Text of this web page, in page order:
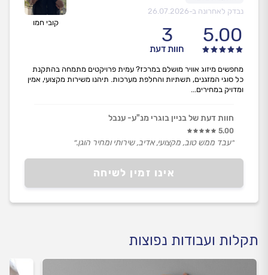
קובי חמו
נבדק לאחרונה ב-26.07.2026
5.00
3
חוות דעת
אינו זמין לשיחה
מחפשים מיזוג אוויר מושלם במרכז? עמית פרויקטים מתמחה בהתקנת
כל סוגי המזגנים, תשתיות והחלפת מערכות. תיהנו משירות מקצועי, אמין
ומדויק במחירים...
חוות דעת של בניין בוגרי מנ"ע- ענבל
5.00
״עבד ממש טוב, מקצועי, אדיב, שירותי ומחיר הוגן.״
תקלות ועבודות נפוצות